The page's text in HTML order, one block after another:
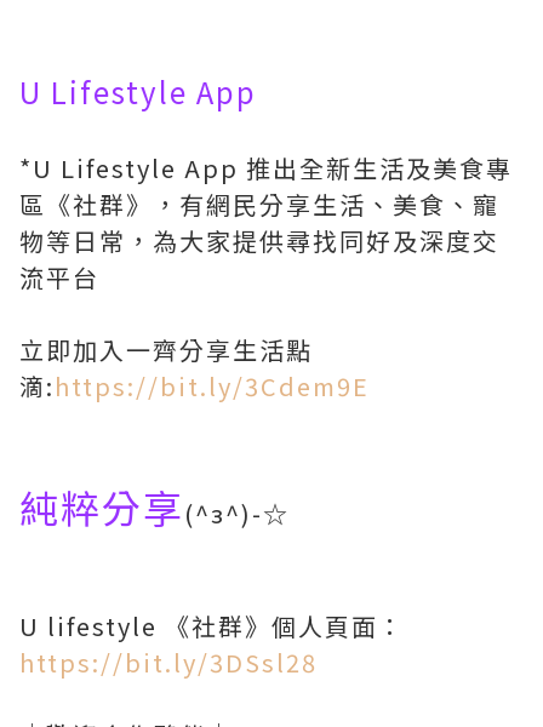
U Lifestyle App
*U Lifestyle App 推出全新生活及美食專
區《社群》，有網民分享生活、美食、寵
物等日常，為大家提供尋找同好及深度交
流平台
立即加入一齊分享生活點
滴:https://bit.ly/3Cdem9E
純粹分享(^з^)-☆
U lifestyle 《社群》個人頁面：
https://bit.ly/3DSsl28